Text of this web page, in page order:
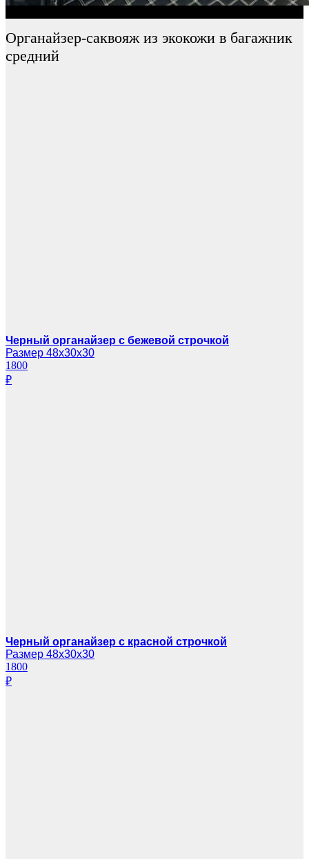
Органайзер-саквояж из экокожи в багажник
средний
Черный органайзер с бежевой строчкой
Размер 48х30х30
1800
₽
Черный органайзер с красной строчкой
Размер 48х30х30
1800
₽